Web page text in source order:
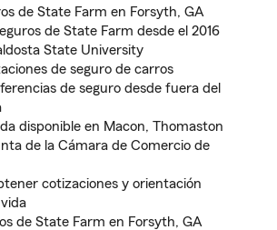
de State Farm en Forsyth, GA
de State Farm desde el 2016
State University
de seguro de carros
de seguro desde fuera del
disponible en Macon, Thomaston
de la Cámara de Comercio de
cotizaciones y orientación
de State Farm en Forsyth, GA